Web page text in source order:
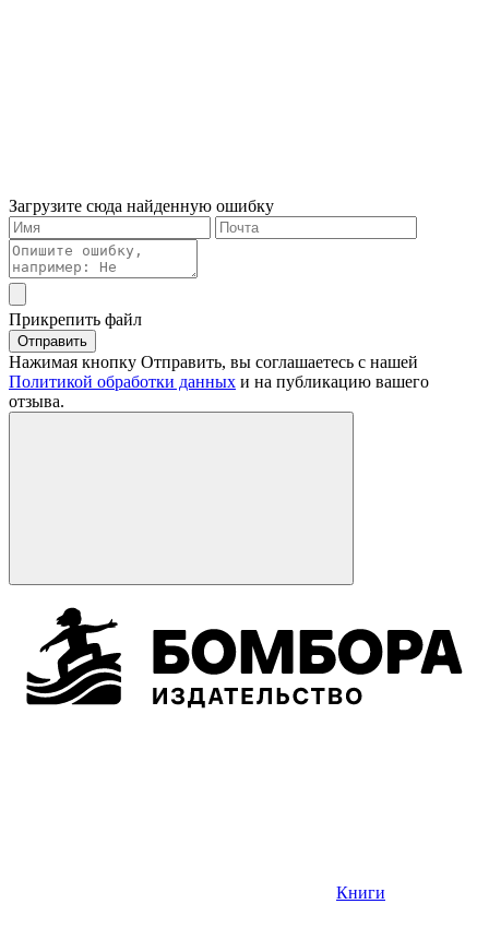
Загрузите сюда найденную ошибку
Прикрепить файл
Отправить
Нажимая кнопку Отправить, вы соглашаетесь с нашей
Политикой обработки данных и на публикацию вашего
отзыва.
Книги